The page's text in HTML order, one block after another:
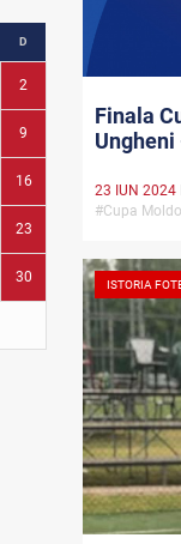
D
2
9
16
23
30
Finala
Ungheni
23 IUN 2024
#Cupa
ISTORIA